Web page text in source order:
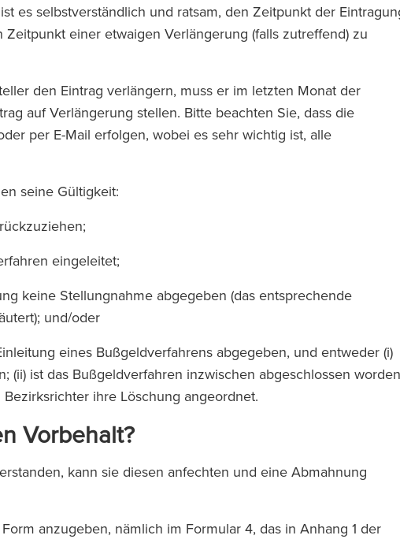
es selbstverständlich und ratsam, den Zeitpunkt der
einer etwaigen Verlängerung (falls zutreffend) zu
den Eintrag verlängern, muss er im letzten Monat der
auf Verlängerung stellen. Bitte beachten Sie, dass die
per E-Mail erfolgen, wobei es sehr wichtig ist, alle
seine Gültigkeit:
eingeleitet;
keine Stellungnahme abgegeben (das entsprechende
und/oder
eines Bußgeldverfahrens abgegeben, und entweder (i)
(ii) ist das Bußgeldverfahren inzwischen abgeschlossen worden
ihre Löschung angeordnet.
Vorbehalt?
kann sie diesen anfechten und eine Abmahnung
anzugeben, nämlich im Formular 4, das in Anhang 1 der